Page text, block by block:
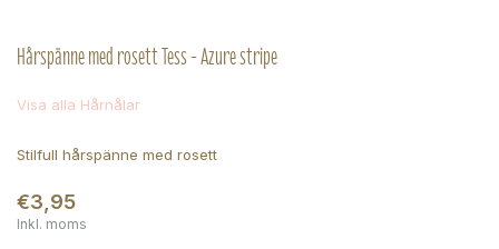
Hårspänne med rosett Tess - Azure stripe
Visa alla Hårnålar
Stilfull hårspänne med rosett
€3,95
Inkl. moms